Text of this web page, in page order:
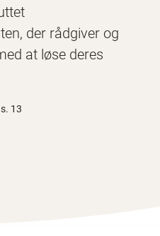
der rådgiver og
at løse deres
s. 13